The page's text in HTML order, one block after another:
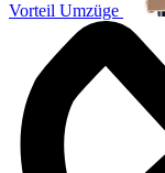
Vorteil Umzüge